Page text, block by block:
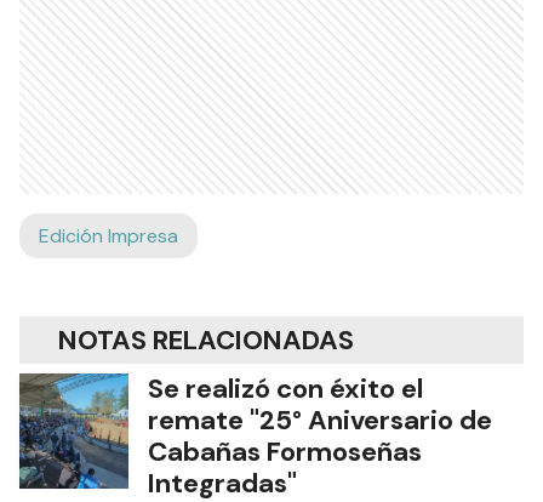
Edición Impresa
NOTAS RELACIONADAS
Se realizó con éxito el
remate "25° Aniversario de
Cabañas Formoseñas
Integradas"